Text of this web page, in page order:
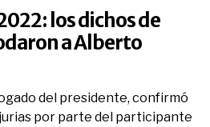
los dichos de
a Alberto
del presidente, confirmó
por parte del participante